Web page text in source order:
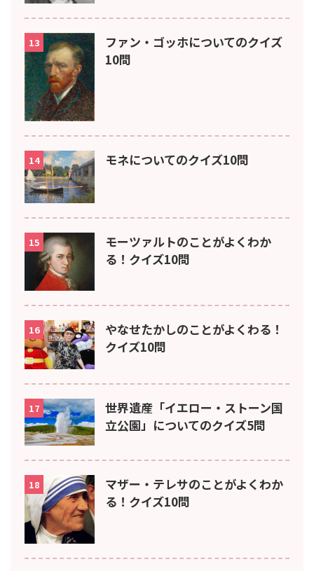
13
ファン・ゴッホについてのクイズ
10問
14 モネについてのクイズ10問
15
モーツァルトのことがよくわか
る！クイズ10問
16
やなせたかしのことがよくわる！
クイズ10問
17
世界遺産「イエロー・ストーン国
立公園」についてのクイズ5問
18
マザー・テレサのことがよくわか
る！クイズ10問